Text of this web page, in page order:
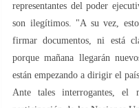
representantes del poder
son ilegítimos. "A su vez,
firmar documentos, ni está
porque mañana llegarán
están empezando a dirigir el
Ante tales interrogantes, el